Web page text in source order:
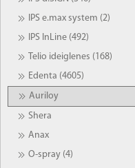
IPS e.max system (2)
IPS InLine (492)
Telio ideiglenes (168)
Edenta (4605)
Auriloy
Shera
Anax
O-spray (4)